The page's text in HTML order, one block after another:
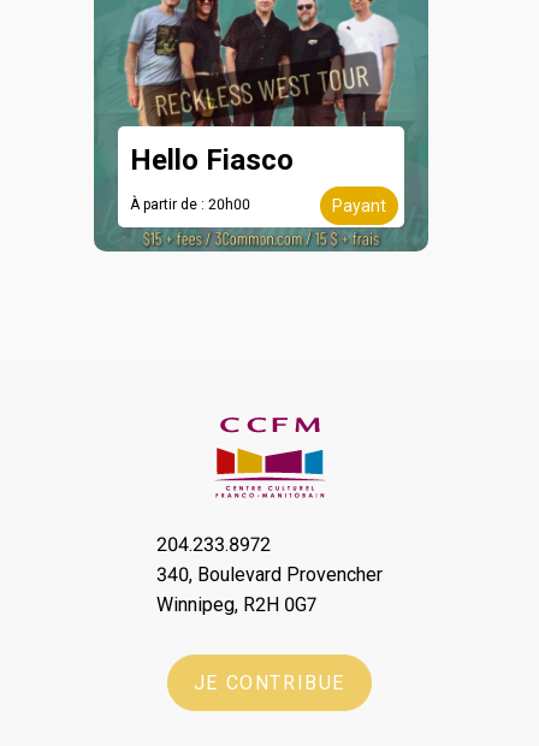
Hello Fiasco
À partir de : 20h00 Payant
204.233.8972
340, Boulevard Provencher
Winnipeg, R2H 0G7
JE CONTRIBUE